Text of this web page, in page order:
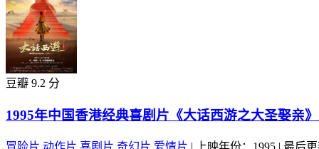
豆瓣 9.2 分
1995年中国香港经典喜剧片《大话西游之大圣娶亲
冒险片,动作片,喜剧片,奇幻片,爱情片 | 上映年份：1995 | 最后更